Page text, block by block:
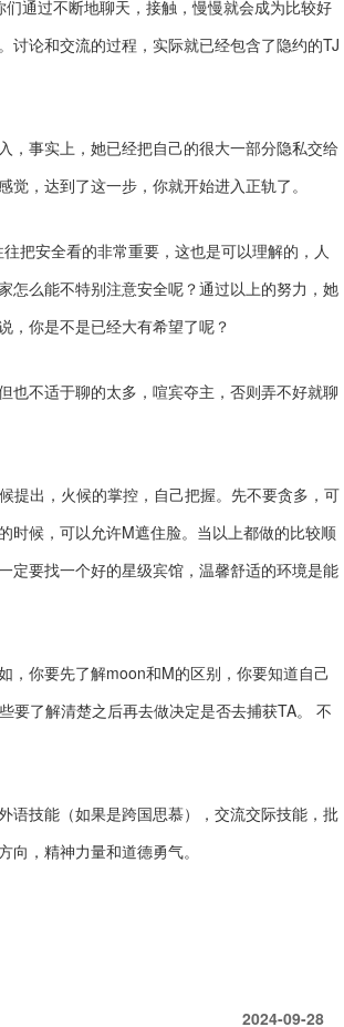
通过不断地聊天，接触，慢慢就会成为比较好
讨论和交流的过程，实际就已经包含了隐约的TJ
，事实上，她已经把自己的很大一部分隐私交给
，达到了这一步，你就开始进入正轨了。
把安全看的非常重要，这也是可以理解的，人
怎么能不特别注意安全呢？通过以上的努力，她
，你是不是已经大有希望了呢？
也不适于聊的太多，喧宾夺主，否则弄不好就聊
提出，火候的掌控，自己把握。先不要贪多，可
时候，可以允许M遮住脸。当以上都做的比较顺
定要找一个好的星级宾馆，温馨舒适的环境是能
，你要先了解moon和M的区别，你要知道自己
要了解清楚之后再去做决定是否去捕获TA。 不
语技能（如果是跨国思慕），交流交际技能，批
，精神力量和道德勇气。
2024-09-28